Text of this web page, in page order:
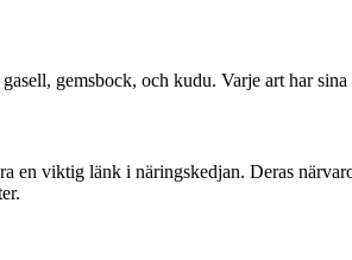
gemsbock, och kudu. Varje art har
en viktig länk i näringskedjan. Deras